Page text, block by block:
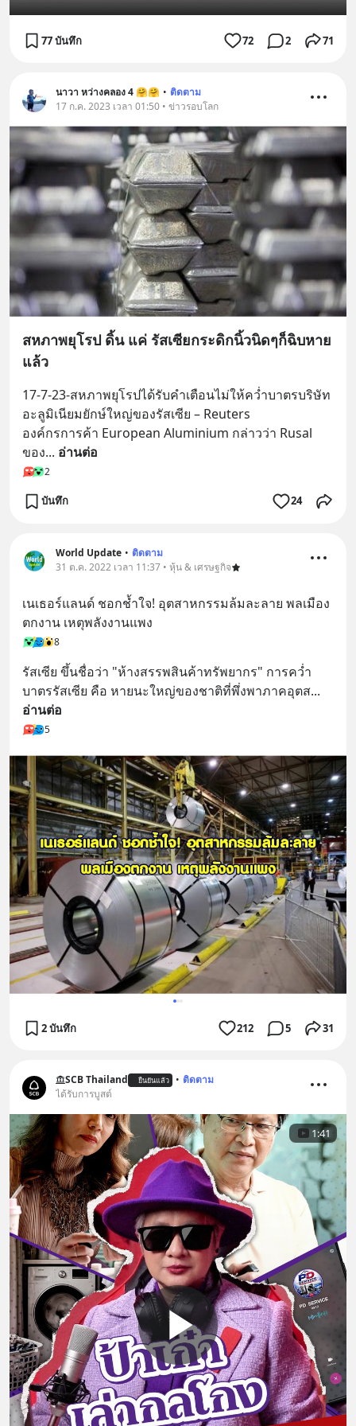
77 บันทึก 72 2 71
นาวา หว่างคลอง 4 🤗🤗 • ติดตาม
17 ก.ค. 2023 เวลา 01:50 • ข่าวรอบโลก
สหภาพยุโรป ดิ้น แค่ รัสเซียกระดิกนิ้วนิดๆก็ฉิบหาย
แล้ว
17-7-23-สหภาพยุโรปได้รับคำเตือนไม่ให้คว่ำบาตรบริษัท
อะลูมิเนียมยักษ์ใหญ่ของรัสเซีย – Reuters
องค์กรการค้า European Aluminium กล่าวว่า Rusal
ของ... อ่านต่อ
2
บันทึก 24
World Update • ติดตาม
31 ต.ค. 2022 เวลา 11:37 • หุ้น & เศรษฐกิจ
เนเธอร์แลนด์ ชอกช้ำใจ! อุตสาหกรรมล้มละลาย พลเมือง
ตกงาน เหตุพลังงานแพง
8
รัสเซีย ขึ้นชื่อว่า "ห้างสรรพสินค้าทรัพยากร" การคว่ำ
บาตรรัสเซีย คือ หายนะใหญ่ของชาติที่พึ่งพาภาคอุตส
อ่านต่อ
5
2 บันทึก 212 5 31
SCB Thailand ยืนยันแล้ว • ติดตาม
ได้รับการบูสต์
1:41